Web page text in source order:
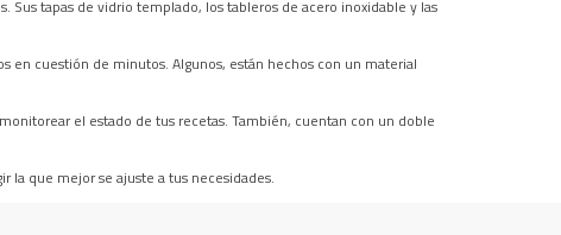
tapas de vidrio templado, los tableros de acero inoxidable y las
en cuestión de minutos. Algunos, están hechos con un material
el estado de tus recetas. También, cuentan con un doble
la que mejor se ajuste a tus necesidades.